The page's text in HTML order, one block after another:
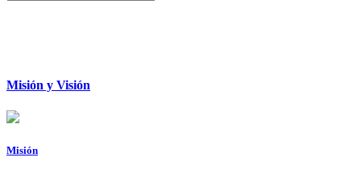
Misión y Visión
Misión